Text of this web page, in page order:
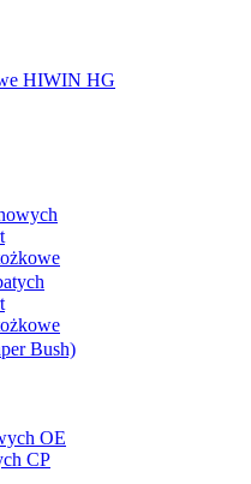
HIWIN HG
Bush)
OE
CP